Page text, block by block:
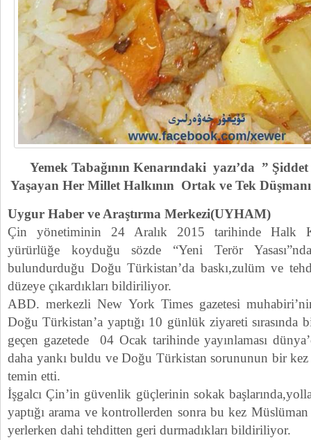
Yemek Tabağının Kenarındaki yazı’da ”
Yaşayan Her Millet Halkının Ortak ve Tek
Uygur Haber ve Araştırma Merkezi(UYHAM)
Çin yönetiminin 24 Aralık 2015 tarihinde Halk
yürürlüğe koyduğu sözde “Yeni Terör
bulundurduğu Doğu Türkistan’da baskı,zulüm ve
düzeye çıkardıkları bildiriliyor.
ABD. merkezli New York Times gazetesi
Doğu Türkistan’a yaptığı 10 günlük ziyareti sırasında
geçen gazetede 04 Ocak tarihinde yayınlaması
daha yankı buldu ve Doğu Türkistan sorununun bir
temin etti.
İşgalcı Çin’in güvenlik güçlerinin sokak
yaptığı arama ve kontrollerden sonra bu kez
yerlerken dahi tehditten geri durmadıkları bildiriliyor.